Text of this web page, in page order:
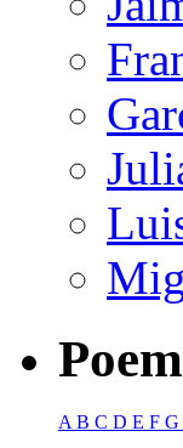
AB C D E F G